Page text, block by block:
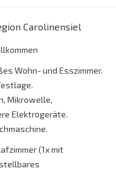
Carolinensiel
Wohn- und Esszimmer.
Mikrowelle,
Elektrogeräte.
(1x mit